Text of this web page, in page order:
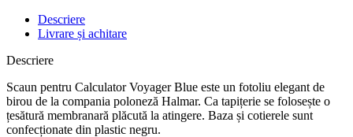
Descriere
Livrare și achitare
Descriere
Scaun pentru Calculator Voyager Blue este un fotoliu elegant de
birou de la compania poloneză Halmar. Ca tapițerie se folosește o
țesătură membranară plăcută la atingere. Baza și cotierele sunt
confecționate din plastic negru.